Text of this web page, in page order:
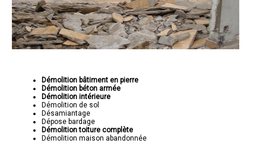
Démolition bâtiment en pierre
Démolition béton armée
Démolition intérieure
Démolition de sol
Désamiantage
Dépose bardage
Démolition toiture complète
Démolition maison abandonnée